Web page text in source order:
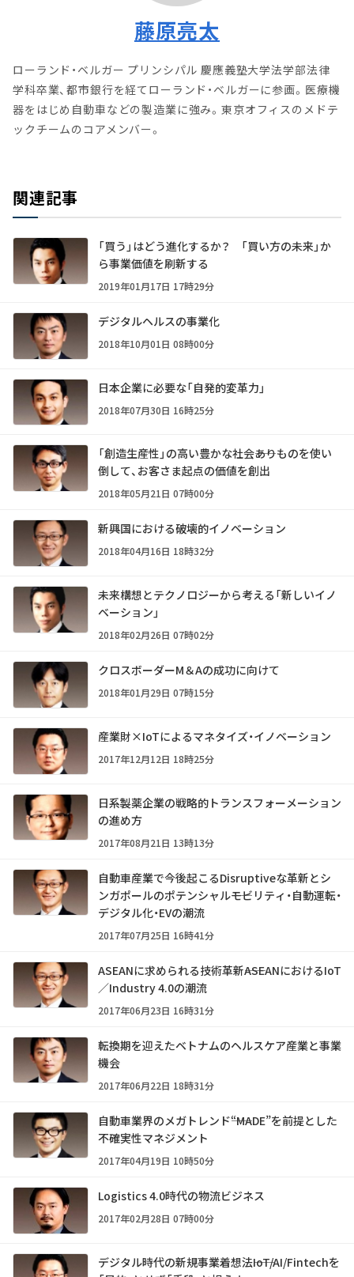
藤原亮太
ローランド・ベルガー プリンシパル 慶應義塾大学法学部法律
学科卒業、都市銀行を経てローランド・ベルガーに参画。医療機
器をはじめ自動車などの製造業に強み。東京オフィスのメドテ
ックチームのコアメンバー。
関連記事
「買う」はどう進化するか？ 「買い方の未来」か
ら事業価値を刷新する
2019年01月17日 17時29分
デジタルヘルスの事業化
2018年10月01日 08時00分
日本企業に必要な「自発的変革力」
2018年07月30日 16時25分
「創造生産性」の高い豊かな社会――ありものを使い
倒して、お客さま起点の価値を創出
2018年05月21日 07時00分
新興国における破壊的イノベーション
2018年04月16日 18時32分
未来構想とテクノロジーから考える「新しいイノ
ベーション」
2018年02月26日 07時02分
クロスボーダーM＆Aの成功に向けて
2018年01月29日 07時15分
産業財×IoTによるマネタイズ・イノベーション
2017年12月12日 18時25分
日系製薬企業の戦略的トランスフォーメーション
の進め方
2017年08月21日 13時13分
自動車産業で今後起こるDisruptiveな革新とシ
ンガポールのポテンシャル――モビリティ・自動運転・
デジタル化・EVの潮流
2017年07月25日 16時41分
ASEANに求められる技術革新――ASEANにおけるIoT
／Industry 4.0の潮流
2017年06月23日 16時31分
転換期を迎えたベトナムのヘルスケア産業と事業
機会
2017年06月22日 18時31分
自動車業界のメガトレンド――“MADE”を前提とした
不確実性マネジメント
2017年04月19日 10時50分
Logistics 4.0時代の物流ビジネス
2017年02月28日 07時00分
デジタル時代の新規事業着想法――IoT/AI/Fintechを